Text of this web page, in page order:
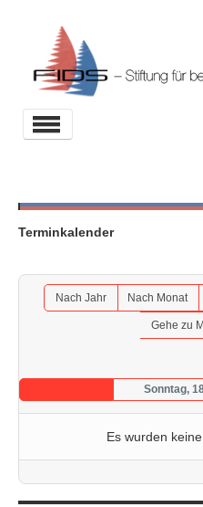
Toggle
Navigation
Stiftung
Kontakt
Terminkalender
Nach Jahr Nach Monat
Gehe zu
Sonntag,
Es wurden